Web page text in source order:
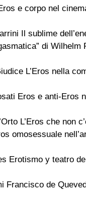
e corpo nel
Il sublime
di Wilhelm
L’Eros nella
Eros e anti-Eros
L’Eros che non
omosessuale
Erotismo y teatro
Francisco de